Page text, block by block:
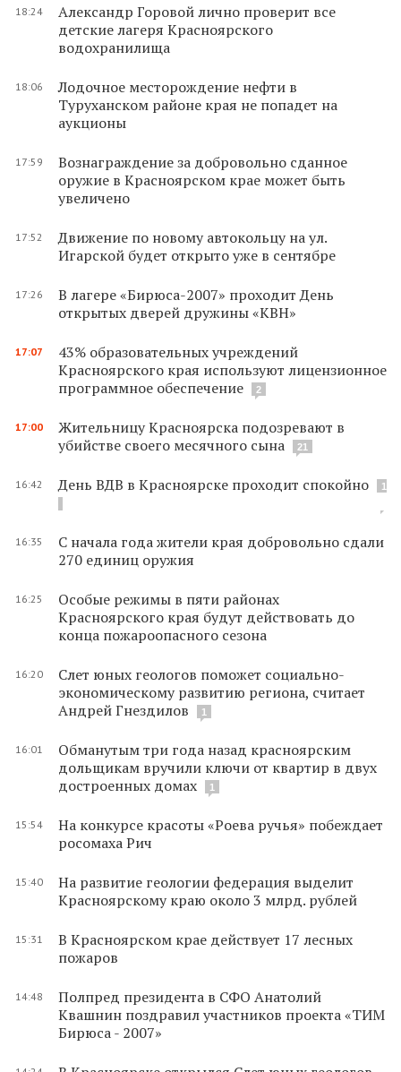
18:24
Александр Горовой лично проверит все
детские лагеря Красноярского
водохранилища
18:06
Лодочное месторождение нефти в
Туруханском районе края не попадет на
аукционы
17:59
Вознаграждение за добровольно сданное
оружие в Красноярском крае может быть
увеличено
17:52
Движение по новому автокольцу на ул.
Игарской будет открыто уже в сентябре
17:26
В лагере «Бирюса-2007» проходит День
открытых дверей дружины «КВН»
17:07
43% образовательных учреждений
Красноярского края используют лицензионное
программное обеспечение
2
17:00
Жительницу Красноярска подозревают в
убийстве своего месячного сына
21
16:42 День ВДВ в Красноярске проходит спокойно 1
16:35
С начала года жители края добровольно сдали
270 единиц оружия
16:25
Особые режимы в пяти районах
Красноярского края будут действовать до
конца пожароопасного сезона
16:20
Слет юных геологов поможет социально-
экономическому развитию региона, считает
Андрей Гнездилов
1
16:01
Обманутым три года назад красноярским
дольщикам вручили ключи от квартир в двух
достроенных домах
1
15:54
На конкурсе красоты «Роева ручья» побеждает
росомаха Рич
15:40
На развитие геологии федерация выделит
Красноярскому краю около 3 млрд. рублей
15:31
В Красноярском крае действует 17 лесных
пожаров
14:48
Полпред президента в СФО Анатолий
Квашнин поздравил участников проекта «ТИМ
Бирюса - 2007»